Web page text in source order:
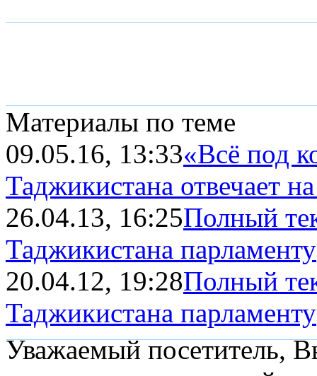
Материалы по теме
09.05.16, 13:33«Всё под
Таджикистана отвечает
26.04.13, 16:25Полный
Таджикистана парламенту
20.04.12, 19:28Полный
Таджикистана парламенту
Уважаемый посетитель,